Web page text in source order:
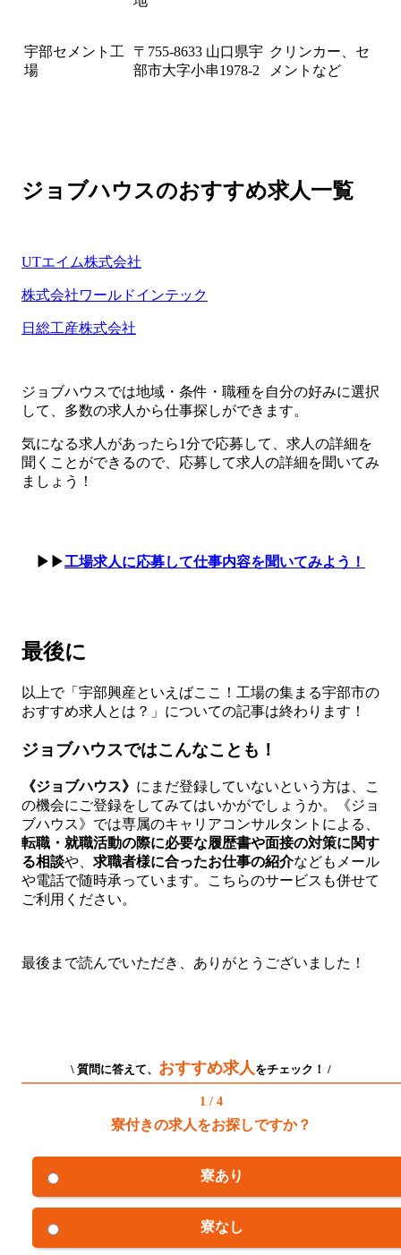
宇部セメント工
場
〒755-8633 山口県宇
部市大字小串1978-2
クリンカー、セ
メントなど
ジョブハウスのおすすめ求人一覧
UTエイム株式会社
株式会社ワールドインテック
日総工産株式会社
ジョブハウスでは地域・条件・職種を自分の好みに選択
して、多数の求人から仕事探しができます。
気になる求人があったら1分で応募して、求人の詳細を
聞くことができるので、応募して求人の詳細を聞いてみ
ましょう！
▶▶工場求人に応募して仕事内容を聞いてみよう！
最後に
以上で「宇部興産といえばここ！工場の集まる宇部市の
おすすめ求人とは？」についての記事は終わります！
ジョブハウスではこんなことも！
《ジョブハウス》 にまだ登録していないという方は、こ
の機会にご登録をしてみてはいかがでしょうか。《ジョ
ブハウス》では専属のキャリアコンサルタントによる、
転職・就職活動の際に必要な履歴書や面接の対策に関す
る相談や、 求職者様に合ったお仕事の紹介などもメール
や電話で随時承っています。こちらのサービスも併せて
ご利用ください。
最後まで読んでいただき、ありがとうございました！
\ 質問に答えて、 おすすめ求人をチェック！ /
1 / 4
寮付きの求人をお探しですか？
寮あり
寮なし